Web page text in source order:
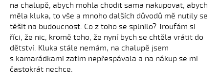
na chalupě, abych mohla chodit sama nakupovat, abych
měla kluka, to vše a mnoho dalších důvodů mě nutily se
těšit na budoucnost. Co z toho se splnilo? Troufám si
říci, že nic, kromě toho, že nyní bych se chtěla vrátit do
dětství. Kluka stále nemám, na chalupě jsem
s kamarádkami zatím nepřespávala a na nákup se mi
častokrát nechce.